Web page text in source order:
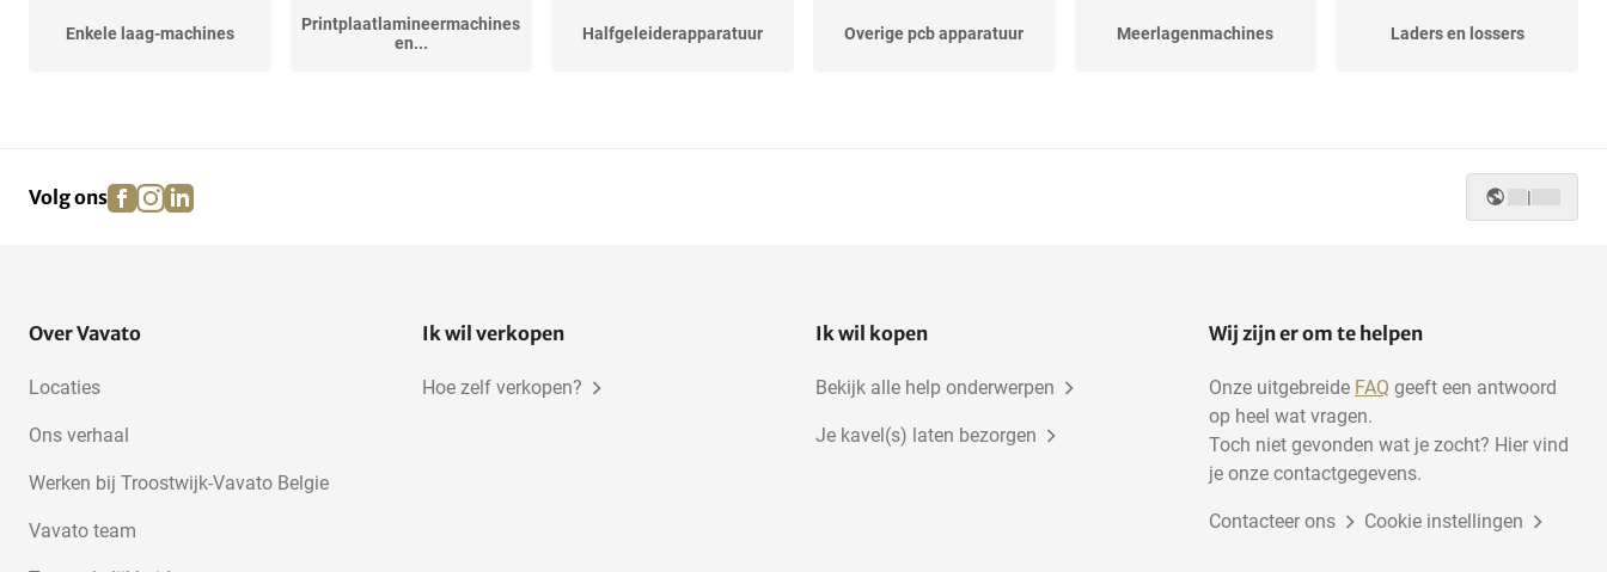
Enkele laag-machines
Printplaatlamineermachines
en...
Halfgeleiderapparatuur Overige pcb apparatuur Meerlagenmachines Laders en lossers
Volg ons facebook
instagram
linkedin |
Over Vavato
Locaties
Ons verhaal
Werken bij Troostwijk-Vavato Belgie
Vavato team
Ik wil verkopen
Hoe zelf verkopen?
Ik wil kopen
Bekijk alle help onderwerpen
Je kavel(s) laten bezorgen
Wij zijn er om te helpen
Onze uitgebreide FAQ geeft een antwoord
op heel wat vragen.
Toch niet gevonden wat je zocht? Hier vind
je onze contactgegevens.
Contacteer ons Cookie instellingen